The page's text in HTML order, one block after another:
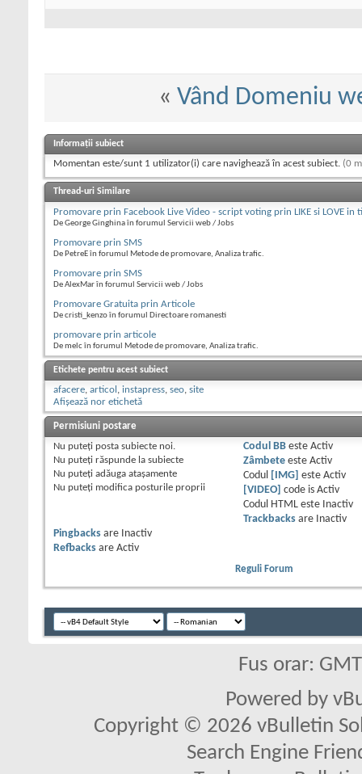
« Vând Domeniu
Informații subiect
Momentan este/sunt 1 utilizator(i) care navighează în acest subiect. (0
Thread-uri Similare
Promovare prin Facebook Live Video - script voting prin LIKE si LOVE in
De George Ginghina în forumul Servicii web / Jobs
Promovare prin SMS
De PetreE în forumul Metode de promovare, Analiza trafic.
Promovare prin SMS
De AlexMar în forumul Servicii web / Jobs
Promovare Gratuita prin Articole
De cristi_kenzo în forumul Directoare romanesti
promovare prin articole
De melc în forumul Metode de promovare, Analiza trafic.
Etichete pentru acest subiect
afacere, articol , instapress, seo, site
Afișează nor etichetă
Permisiuni postare
Nu puteţi posta subiecte noi.
Nu puteţi răspunde la subiecte
Nu puteţi adăuga ataşamente
Nu puteţi modifica posturile proprii
Codul BBeste Activ
Zâmbeteeste Activ
Codul
[IMG] este Activ
[VIDEO]
code is Activ
Codul HTML este
Inactiv
Trackbacksare
Inactiv
Pingbacks are
Inactiv
Refbacks are Activ
Reguli Forum
Fus orar:
Powered by
Copyright © 2026 vBulletin
Search Engine